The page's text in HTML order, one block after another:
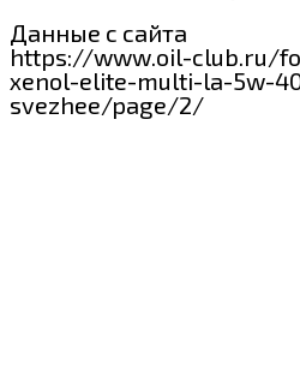
Данные с сайта
https://www.oil-club.ru/
xenol-elite-multi-la-5w-
svezhee/page/2/